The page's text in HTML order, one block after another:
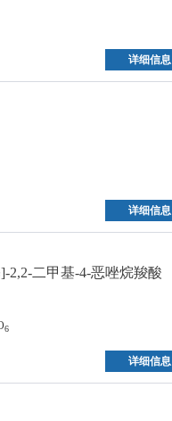
详细信息
详细信息
2,2-二甲基-4-恶唑烷羧酸
6
详细信息